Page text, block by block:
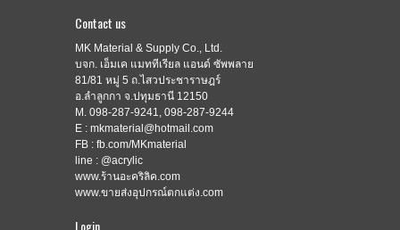
Contact us
MK Material & Supply Co., Ltd.
บจก. เอ็มเค แมททีเรียล แอนด์ ซัพพลาย
81/81 หมู่ 5 ถ.ไสวประชาราษฎร์
อ.ลำลูกกา จ.ปทุมธานี 12150
M. 098-287-9241, 098-287-9244
E : mkmaterial@hotmail.com
FB : fb.com/MKmaterial
line : @acrylic
www.ร้านอะคริลิค.com
www.ขายส่งอุปกรณ์ตกแต่ง.com
Login